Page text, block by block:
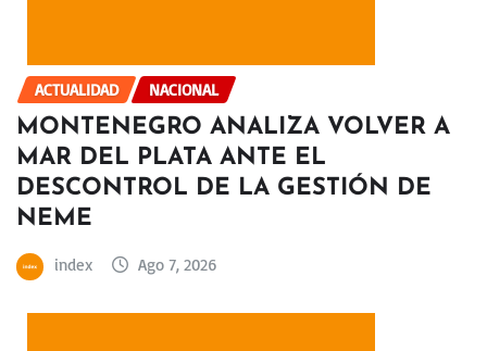
ACTUALIDAD NACIONAL
MONTENEGRO ANALIZA VOLVER A
MAR DEL PLATA ANTE EL
DESCONTROL DE LA GESTIÓN DE
NEME
index Ago 7, 2026